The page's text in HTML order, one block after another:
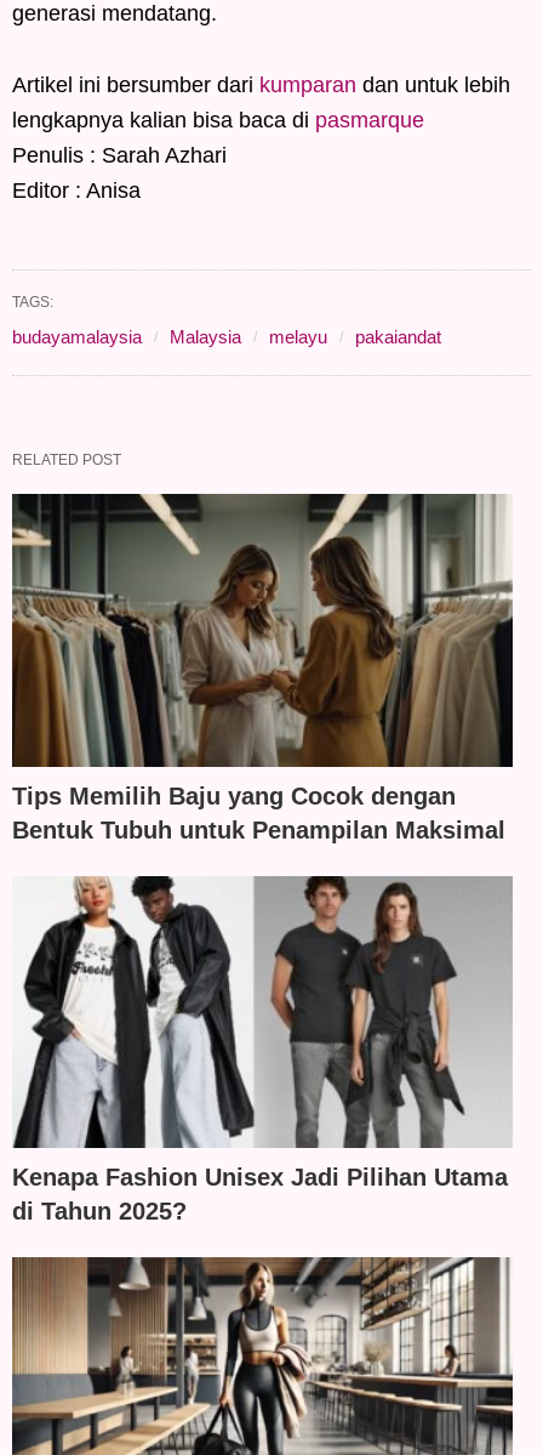
generasi mendatang.
Artikel ini bersumber dari kumparan dan untuk lebih
lengkapnya kalian bisa baca di pasmarque
Penulis : Sarah Azhari
Editor : Anisa
TAGS:
budayamalaysia Malaysia melayu pakaiandat
RELATED POST
Tips Memilih Baju yang Cocok dengan
Bentuk Tubuh untuk Penampilan Maksimal
Kenapa Fashion Unisex Jadi Pilihan Utama
di Tahun 2025?